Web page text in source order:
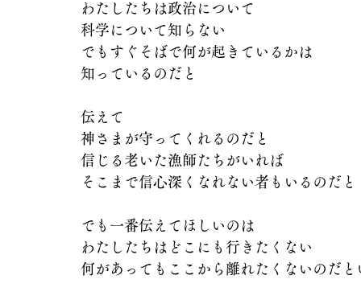
わたしたちは政治について
科学について知らない
でもすぐそばで何が起きているかは
知っているのだと
伝えて
神さまが守ってくれるのだと
信じる老いた漁師たちがいれば
そこまで信心深くなれない者もいるのだと
でも一番伝えてほしいのは
わたしたちはどこにも行きたくない
何があってもここから離れたくないのだと